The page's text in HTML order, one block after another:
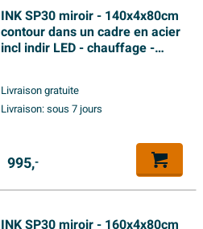
INK SP30 miroir - 140x4x80cm
contour dans un cadre en acier
incl indir LED - chauffage -
brossé mat
Livraison gratuite
Livraison:sous 7 jours
995,-